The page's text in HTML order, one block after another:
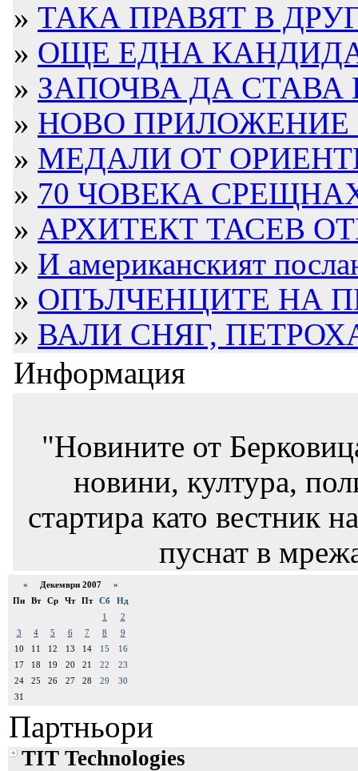
» ТАКА ПРАВЯТ В
» ОЩЕ ЕДНА
» ЗАПОЧВА ДА СТАВА
» НОВО ПРИЛОЖЕНИЕ
» МЕДАЛИ ОТ
» 70 ЧОВЕКА
» АРХИТЕКТ ТАСЕВ
» И американският
» ОПЪЛЧЕНЦИТЕ НА
» ВАЛИ СНЯГ,
Информация
"Новините от
новини, култура,
стартира като вестник
пуснат в
« Декември 2007 »
Пн
Вт Ср Чт Пт Сб
Нд
1
2
3
4 5 6 7 8
9
10
11 12 13 14 15
16
17
18 19 20 21 22
23
24
25 26 27 28 29
30
31
Партньори
TIT Technologies